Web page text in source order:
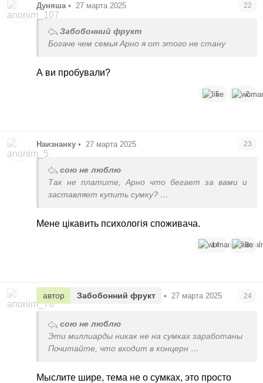
Дуняша • 27 марта 2025 22
Забобонний фрукт
Богаче чем семья Арно я от этого не стану
А ви пробували?
5 2
Наизнанку • 27 марта 2025 23
сою не люблю
Так не платите, Арно что бегает за вами и
заставляет купить сумку?
биркин не продаст
Только через байера (или на аукционе, с рук)
Мене цікавить психологія споживача.
14 3
автор Забобонний фрукт • 27 марта 2025 24
сою не люблю
Эти миллиарды никак не на сумках заработаны
Почитайте, что входит в концерн
Мыслите шире, тема не о сумках, это просто